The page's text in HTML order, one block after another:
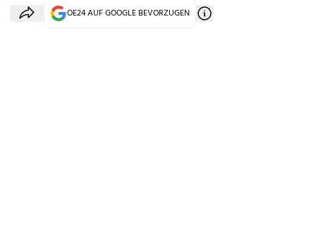
OE24 AUF GOOGLE BEVORZUGEN